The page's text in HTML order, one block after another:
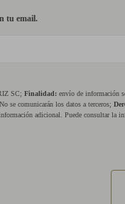
tu email.
SC; Finalidad: envío de información
No se comunicarán los datos a terceros;
adicional. Puede consultar la